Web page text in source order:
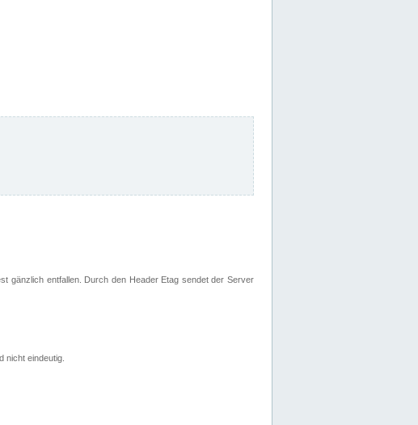
gänzlich entfallen. Durch den Header Etag sendet der Server
nicht eindeutig.